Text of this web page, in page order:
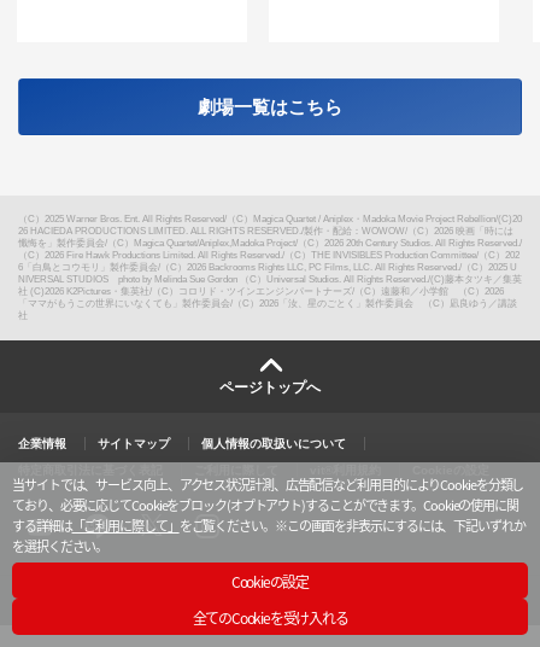
劇場一覧はこちら
（C）2025 Warner Bros. Ent. All Rights Reserved/ （C）Magica Quartet / Aniplex・Madoka Movie Project Rebellion/(C)20
26 HACIEDA PRODUCTIONS LIMITED. ALL RIGHTS RESERVED./製作・配給：WOWOW/ （C）2026 映画「時には
懺悔を」製作委員会/ （C）Magica Quartet/Aniplex,Madoka Project/ （C）2026 20th Century Studios. All Rights Reserved./
（C）2026 Fire Hawk Productions Limited. All Rights Reserved./ （C）THE INVISIBLES Production Committee/ （C）202
6「白鳥とコウモリ」製作委員会/ （C）2026 Backrooms Rights LLC, PC Films, LLC. All Rights Reserved./ （C）2025 U
NIVERSAL STUDIOS photo by Melinda Sue Gordon （C）Universal Studios. All Rights Reserved./(C)藤本タツキ／集英
社 (C)2026 K2Pictures・集英社/ （C）コロリド・ツインエンジンパートナーズ/ （C）遠藤和／小学館 （C）2026
「ママがもうこの世界にいなくても」製作委員会/ （C）2026「汝、星のごとく」製作委員会 （C）凪良ゆう／講談
社
ページトップへ
企業情報 サイトマップ
個人情報の取扱いについて
y
o
l
i
n
g
r
a
当サイトでは、サービス向上、アクセス状況計測、広告配信など利用目的によりCookieを分類し
ており、必要に応じてCookieをブロック(オプトアウト)することができます。Cookieの使用に関
する詳細は「ご利用に際して」 をご覧ください。 ※この画面を非表示にするには、下記いずれか
を選択ください。
Cookieの設定
全てのCookieを受け入れる